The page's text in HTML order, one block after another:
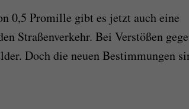
0,5 Promille gibt es jetzt auch eine
Straßenverkehr. Bei Verstößen
Doch die neuen Bestimmungen